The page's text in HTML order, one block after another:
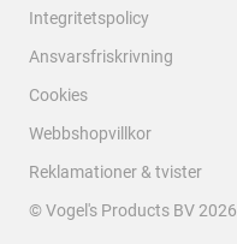
Integritetspolicy
Ansvarsfriskrivning
Cookies
Webbshopvillkor
Reklamationer & tvister
© Vogel's Products BV2026